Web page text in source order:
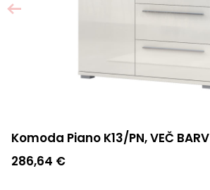
Komoda Piano K13/PN, VEČ BARV
286,64 €